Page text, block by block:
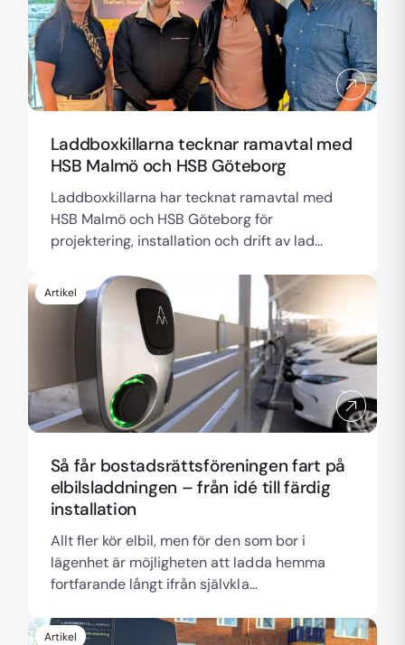
Laddboxkillarna tecknar ramavtal med
HSB Malmö och HSB Göteborg
Laddboxkillarna har tecknat ramavtal med
HSB Malmö och HSB Göteborg för
projektering, installation och drift av lad...
Artikel
Så får bostadsrättsföreningen fart på
elbilsladdningen – från idé till färdig
installation
Allt fler kör elbil, men för den som bor i
lägenhet är möjligheten att ladda hemma
fortfarande långt ifrån självkla...
Artikel